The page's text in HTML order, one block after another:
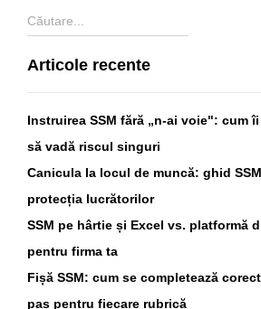
Articole recente
Instruirea SSM fără „n-ai voie": cum
să vadă riscul singuri
Canicula la locul de muncă: ghid
protecția lucrătorilor
SSM pe hârtie și Excel vs. platformă
pentru firma ta
Fișă SSM: cum se completează
pas pentru fiecare rubrică